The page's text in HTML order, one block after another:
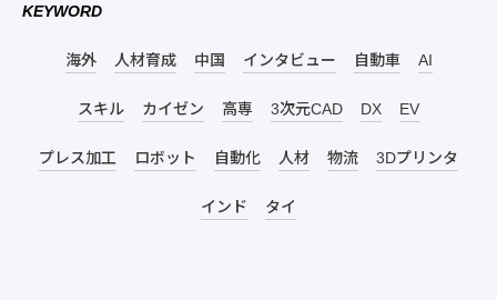
KEYWORD
海外 人材育成 中国 インタビュー 自動車 AI
スキル カイゼン 高専 3次元CAD DX EV
プレス加工 ロボット 自動化 人材 物流 3Dプリンタ
インド タイ